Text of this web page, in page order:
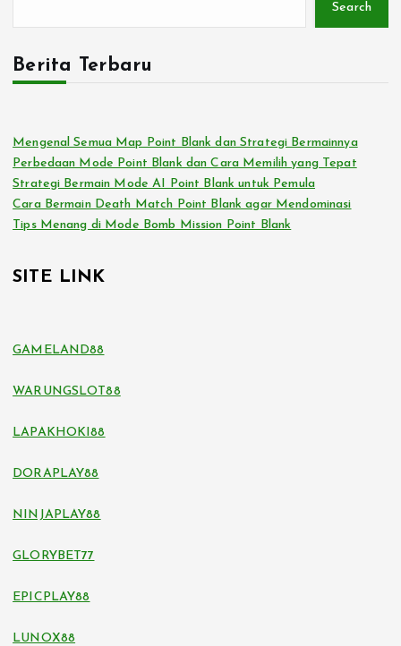
Search
Berita Terbaru
Mengenal Semua Map Point Blank dan Strategi Bermainnya
Perbedaan Mode Point Blank dan Cara Memilih yang Tepat
Strategi Bermain Mode AI Point Blank untuk Pemula
Cara Bermain Death Match Point Blank agar Mendominasi
Tips Menang di Mode Bomb Mission Point Blank
SITE LINK
GAMELAND88
WARUNGSLOT88
LAPAKHOKI88
DORAPLAY88
NINJAPLAY88
GLORYBET77
EPICPLAY88
LUNOX88